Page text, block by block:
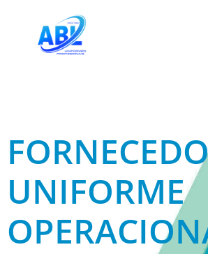
UNIFORME